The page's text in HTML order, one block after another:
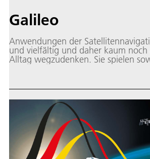
Galileo
Anwendungen der
und vielfältig und daher kaum noch
Alltag wegzudenken. Sie spielen
Europas eine Schlüsselrolle.